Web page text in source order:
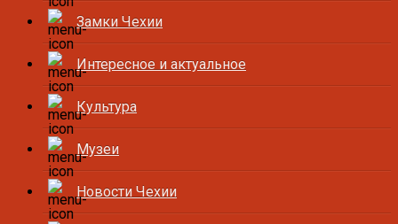
Замки Чехии
Интересное и актуальное
Культура
Музеи
Новости Чехии